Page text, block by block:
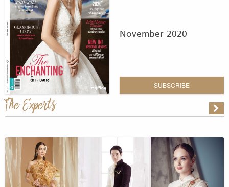
November 2020
SUBSCRIBE
The Experts